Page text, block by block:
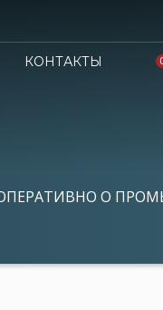
КОНТАКТЫ
О